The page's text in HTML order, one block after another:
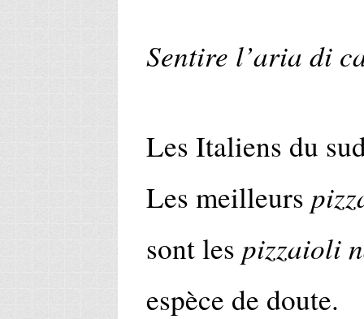
Sentire l’aria di
Les Italiens du
Les meilleurs
sont les pizzaioli
espèce de doute.